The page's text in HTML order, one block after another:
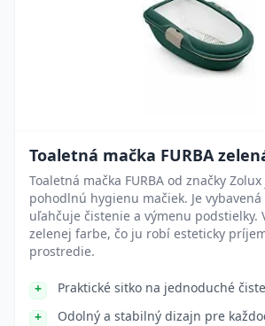
Toaletná mačka FURBA
Toaletná mačka FURBA od značky
pohodlnú hygienu mačiek. Je
uľahčuje čistenie a výmenu podstielky.
zelenej farbe, čo ju robí esteticky
prostredie.
Praktické sitko na jednoduché
Odolný a stabilný dizajn pre